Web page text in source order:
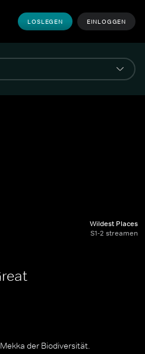
LOSLEGEN EINLOGGEN
Wildest Places
S1-2 streamen
der Biodiversität.